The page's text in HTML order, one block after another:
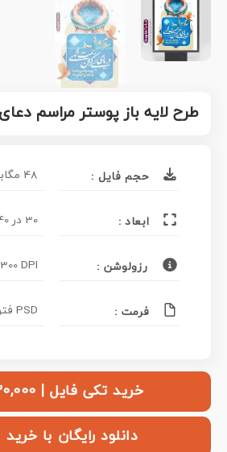
طرح لایه باز پوستر مراسم
حجم فایل : 48 مگابایت
ابعاد : 30 در 40 سانتی متر
رزولوشن : 300 DPI
فرمت : PSD فتوشاپ
خرید تکی فایل | ۱۲۰,۰۰۰ تومان
دانلود رایگان با